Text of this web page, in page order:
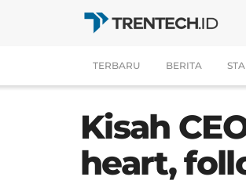
TERBARU BERITA
Kisah
heart,